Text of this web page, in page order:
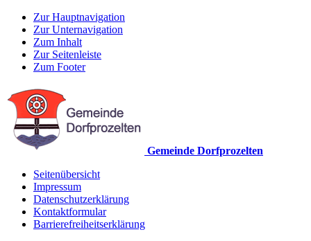
Zur Hauptnavigation
Zur Unternavigation
Zum Inhalt
Zur Seitenleiste
Zum Footer
Gemeinde Dorfprozelten
Seitenübersicht
Impressum
Datenschutzerklärung
Kontaktformular
Barrierefreiheitserklärung